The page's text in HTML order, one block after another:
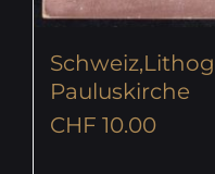
Pauluskirche
CHF 10.00